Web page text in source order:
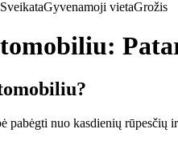
SveikataGyvenamoji vietaGrožis
nuo kasdienių rūpesčių